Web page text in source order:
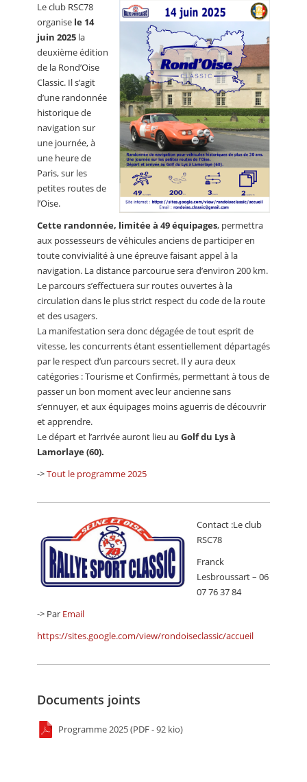
Le club RSC78
organise le 14
juin 2025 la
deuxième édition
de la Rond’Oise
Classic. Il s’agit
d’une randonnée
historique de
navigation sur
une journée, à
une heure de
Paris, sur les
petites routes de
l’Oise.
Cette randonnée, limitée à 49 équipages, permettra
aux possesseurs de véhicules anciens de participer en
toute convivialité à une épreuve faisant appel à la
navigation. La distance parcourue sera d’environ 200 km.
Le parcours s’effectuera sur routes ouvertes à la
circulation dans le plus strict respect du code de la route
et des usagers.
La manifestation sera donc dégagée de tout esprit de
vitesse, les concurrents étant essentiellement départagés
par le respect d’un parcours secret. Il y aura deux
catégories : Tourisme et Confirmés, permettant à tous de
passer un bon moment avec leur ancienne sans
s’ennuyer, et aux équipages moins aguerris de découvrir
et apprendre.
Le départ et l’arrivée auront lieu au Golf du Lys à
Lamorlaye (60).
->Tout le programme 2025
Contact :Le club
RSC78
Franck
Lesbroussart – 06
07 76 37 84
-> Par Email
https://sites.google.com/view/rondoiseclassic/accueil
Documents joints
Programme 2025 (PDF - 92 kio)